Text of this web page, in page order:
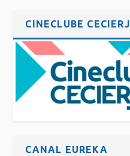
CINECLUBE CECIERJ
CANAL EUREKA